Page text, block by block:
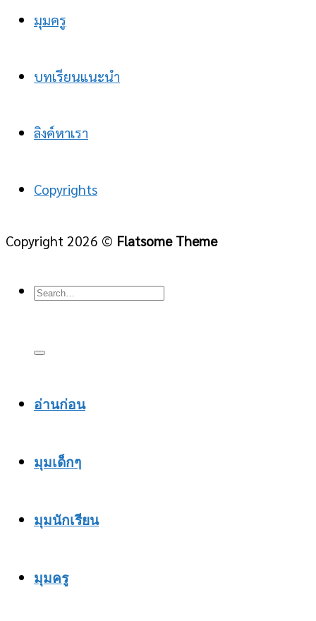
มุมครู
บทเรียนแนะนำ
ลิงค์หาเรา
Copyrights
Copyright 2026 © Flatsome Theme
อ่านก่อน
มุมเด็กๆ
มุมนักเรียน
มุมครู